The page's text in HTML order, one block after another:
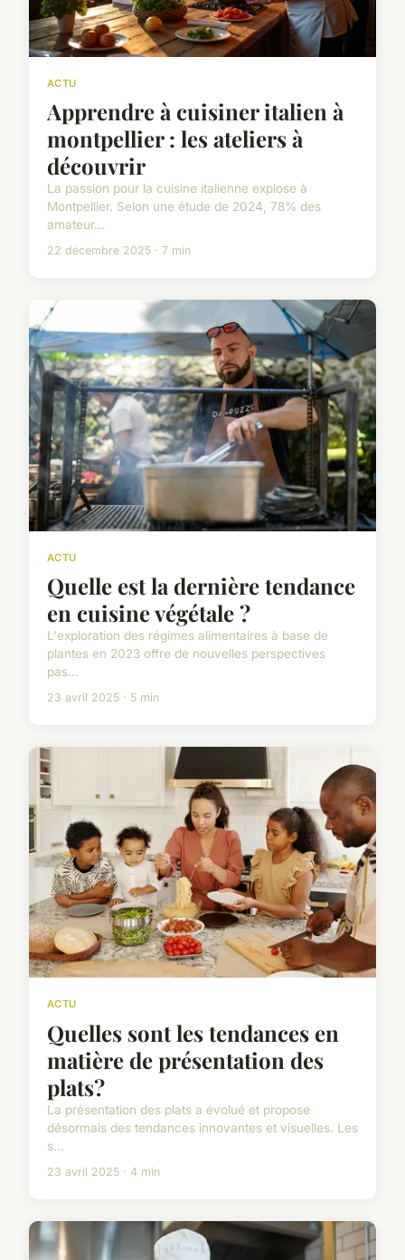
ACTU
Apprendre à cuisiner italien à
montpellier : les ateliers à
découvrir
La passion pour la cuisine italienne explose à
Montpellier. Selon une étude de 2024, 78% des
amateur...
22 décembre 2025 · 7 min
ACTU
Quelle est la dernière tendance
en cuisine végétale ?
L'exploration des régimes alimentaires à base de
plantes en 2023 offre de nouvelles perspectives
pas...
23 avril 2025 · 5 min
ACTU
Quelles sont les tendances en
matière de présentation des
plats?
La présentation des plats a évolué et propose
désormais des tendances innovantes et visuelles. Les
s...
23 avril 2025 · 4 min